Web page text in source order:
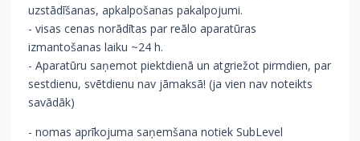
uzstādīšanas, apkalpošanas pakalpojumi.
- visas cenas norādītas par reālo aparatūras
izmantošanas laiku ~24 h.
- Aparatūru saņemot piektdienā un atgriežot pirmdien, par
sestdienu, svētdienu nav jāmaksā! (ja vien nav noteikts
savādāk)
- nomas aprīkojuma saņemšana notiek SubLevel